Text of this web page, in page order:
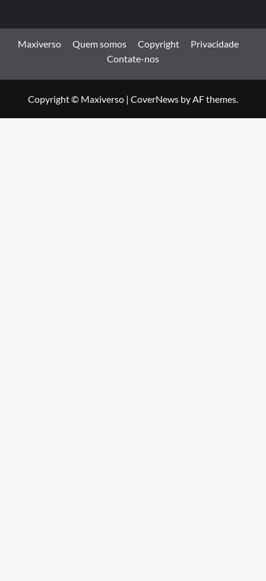
Maxiverso Quem somos Copyright
Privacidade
Contate-nos
Copyright © Maxiverso | CoverNews by AF themes.